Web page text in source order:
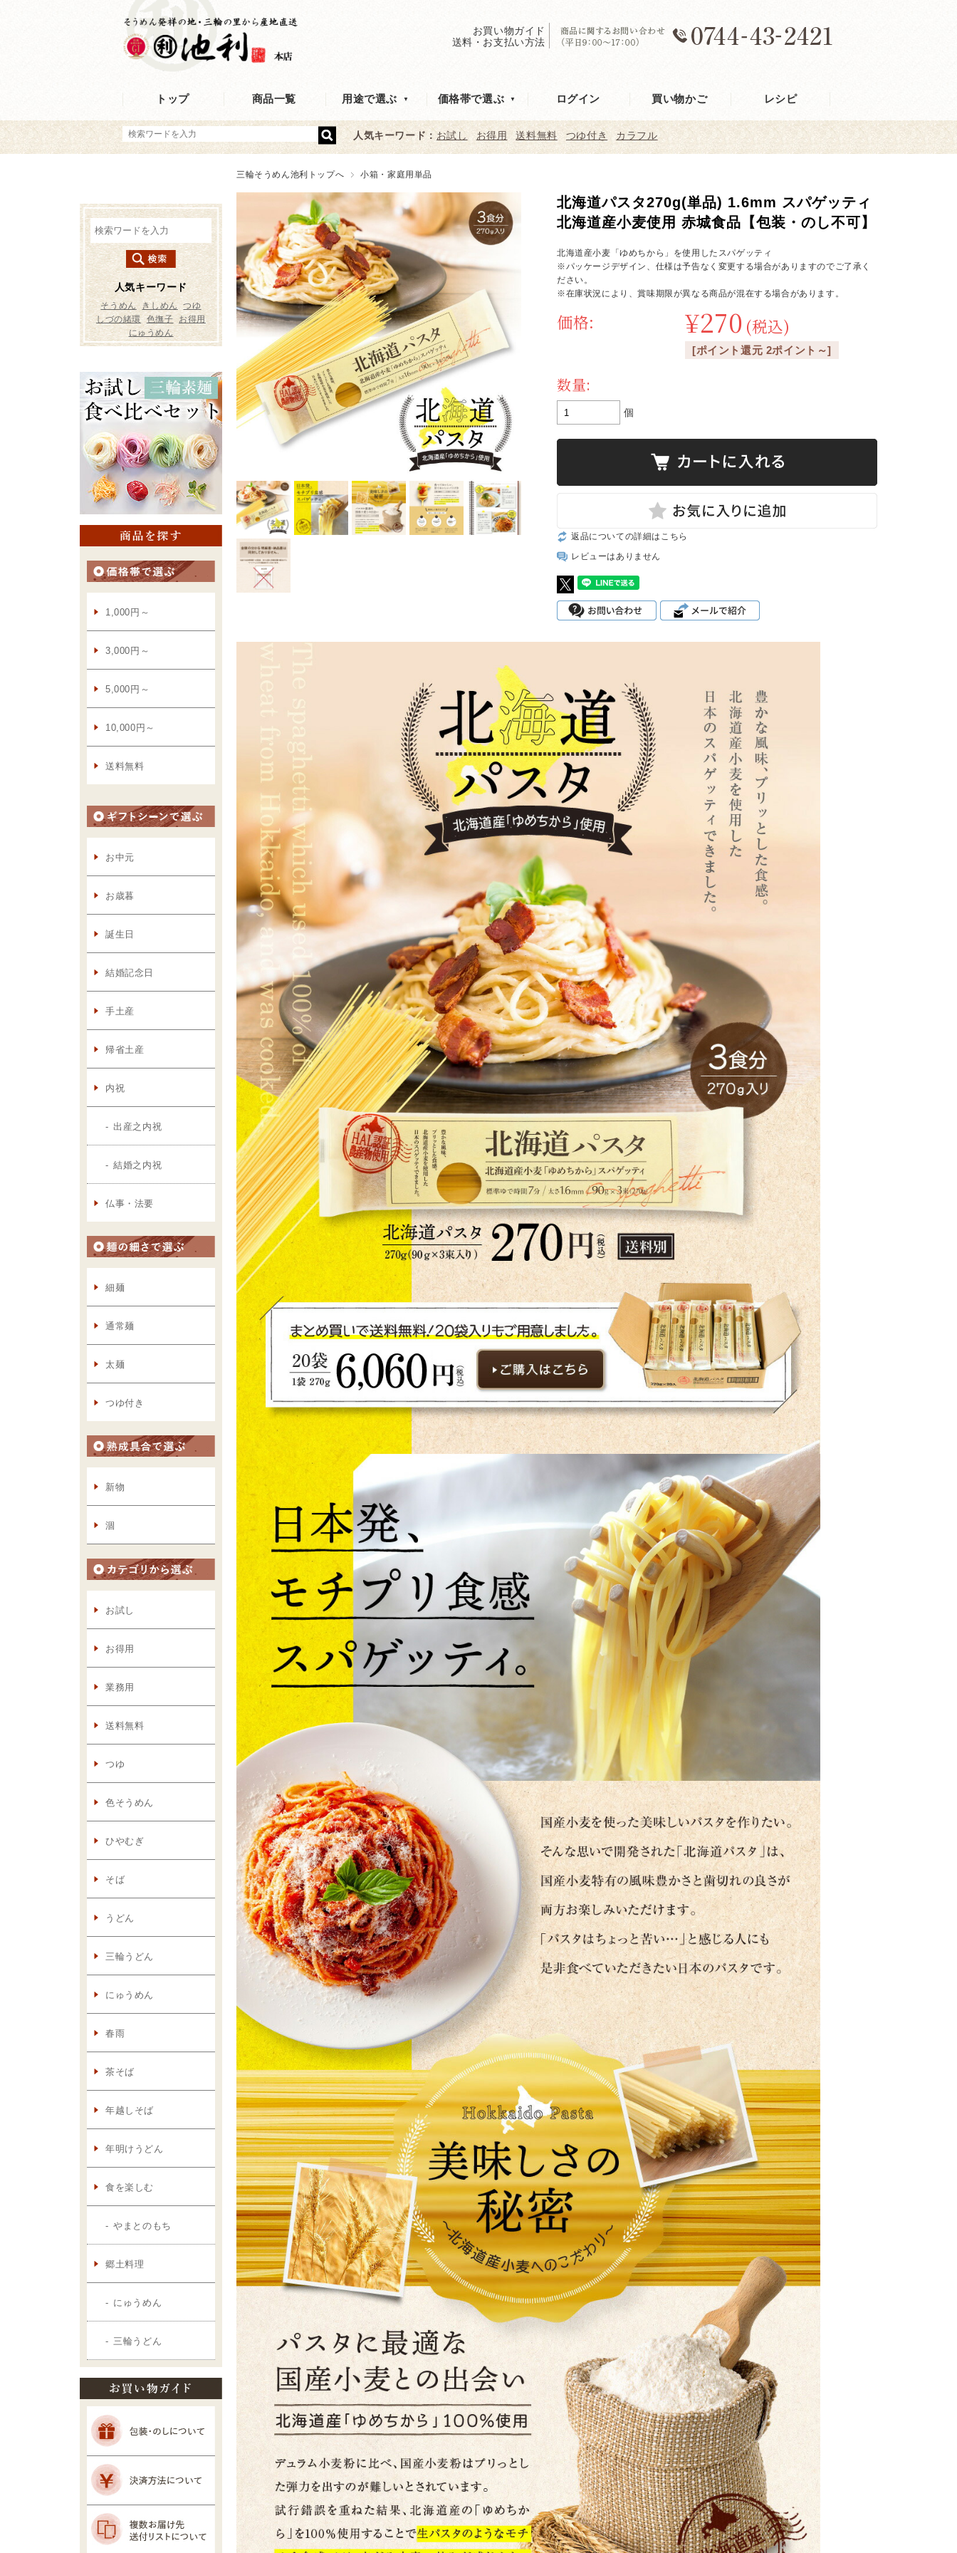
お買い物ガイド
送料・お支払い方法
トップ 商品一覧 用途で選ぶ 価格帯で選ぶ ログイン 買い物かご レシピ
人気キーワード： お試し お得用 送料無料 つゆ付き カラフル
三輪そうめん池利トップへ 小箱・家庭用単品
北海道パスタ270g(単品) 1.6mm スパゲッティ
北海道産小麦使用 赤城食品【包装・のし不可】
北海道産小麦「ゆめちから」を使用したスパゲッティ
※パッケージデザイン、仕様は予告なく変更する場合がありますのでご了承く
ださい。
※在庫状況により、賞味期限が異なる商品が混在する場合があります。
価格: ¥270 (税込)
[ポイント還元 2ポイント～]
数量:
個
返品についての詳細はこちら
レビューはありません